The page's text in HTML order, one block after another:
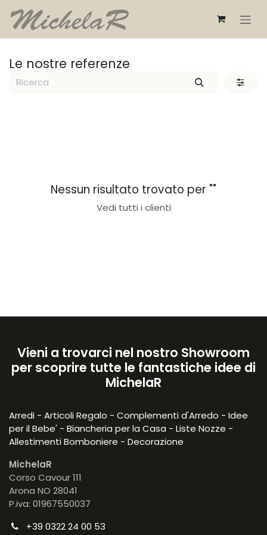
Passa al contenuto
Le nostre referenze
Nessun risultato trovato per ""
Vedi tutti i clienti
Vieni a trovarci nel nostro Showroom
per scoprire tutte le fantastiche idee di
MichelaR
Arredi - Articoli Regalo - Complementi d'Arredo - Idee
per il Bebe' - Biancheria per la Casa - Liste Nozze -
Allestimenti Bomboniere - Decorazione
MichelaR
Corso Cavour 111
Arona NO 28041
P.iva: 01967550037
+39 0322 24 00 53